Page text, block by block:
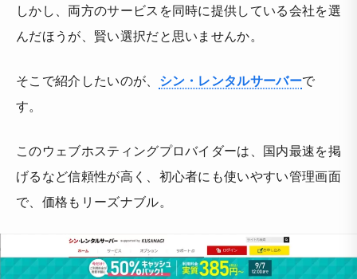
しかし、両方のサービスを同時に提供している会社を選
んだほうが、賢い選択だと思いませんか。
そこで紹介したいのが、 シン・レンタルサーバーで
す。
このウェブホスティングプロバイダーは、国内最速を掲
げるなど信頼性が高く、初心者にも使いやすい管理画面
で、価格もリーズナブル。